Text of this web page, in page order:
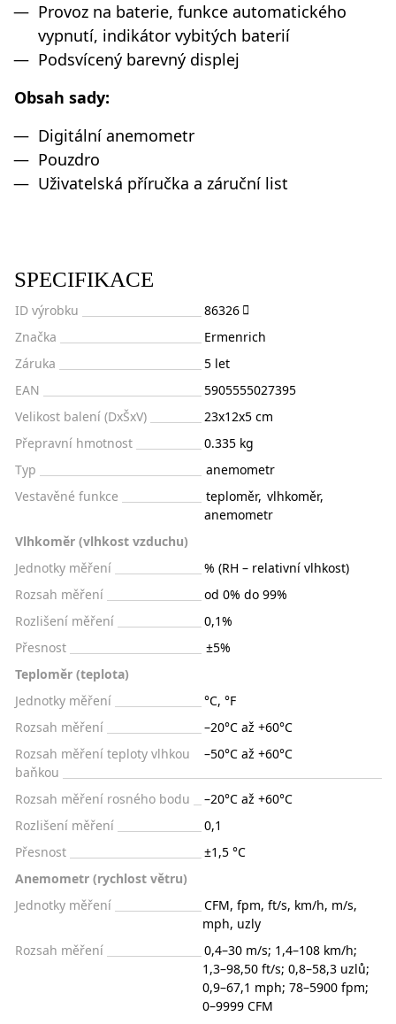
Provoz na baterie, funkce automatického
vypnutí, indikátor vybitých baterií
Podsvícený barevný displej
Obsah sady:
Digitální anemometr
Pouzdro
Uživatelská příručka a záruční list
SPECIFIKACE
ID výrobku
86326
Značka
Ermenrich
Záruka
5 let
EAN
5905555027395
Velikost balení (DxŠxV)
23x12x5 cm
Přepravní hmotnost
0.335 kg
Typ
anemometr
Vestavěné funkce
teploměr, vlhkoměr,
anemometr
Vlhkoměr (vlhkost vzduchu)
Jednotky měření
% (RH – relativní vlhkost)
Rozsah měření
od 0% do 99%
Rozlišení měření
0,1%
Přesnost
±5%
Teploměr (teplota)
Jednotky měření
°C, °F
Rozsah měření
–20°C až +60°C
Rozsah měření teploty vlhkou
baňkou
–50°C až +60°C
Rozsah měření rosného bodu
–20°C až +60°C
Rozlišení měření
0,1
Přesnost
±1,5 °C
Anemometr (rychlost větru)
Jednotky měření
CFM, fpm, ft/s, km/h, m/s,
mph, uzly
Rozsah měření
0,4–30 m/s; 1,4–108 km/h;
1,3–98,50 ft/s; 0,8–58,3 uzlů;
0,9–67,1 mph; 78–5900 fpm;
0–9999 CFM